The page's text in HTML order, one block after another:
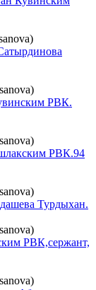
РВК.
РВК.94
Турдыхан.
РВК,сержант,